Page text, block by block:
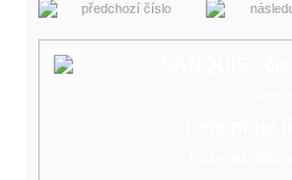
předchozí číslo